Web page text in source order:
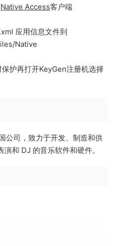
Native Access客户端
应用信息文件到
Native
护再打开KeyGen注册机选择
公司，致力于开发、制造和供
和 DJ 的音乐软件和硬件。